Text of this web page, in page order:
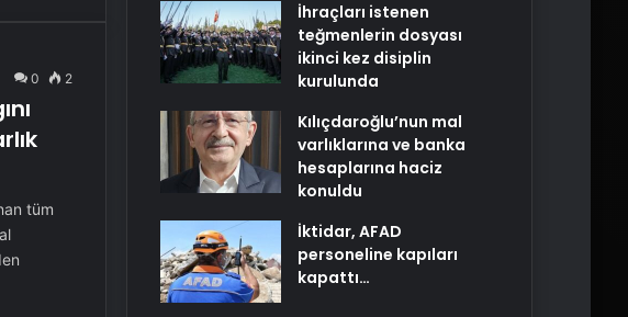
0 2
tüm
İhraçları istenen
teğmenlerin dosyası
ikinci kez disiplin
kurulunda
Kılıçdaroğlu’nun mal
varlıklarına ve banka
hesaplarına haciz
konuldu
İktidar, AFAD
personeline kapıları
kapattı…